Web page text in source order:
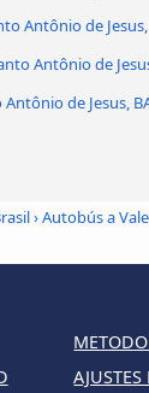
Antônio de
Antônio de
de Jesus,
›Autobús a